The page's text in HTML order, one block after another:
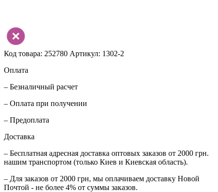
Код товара: 252780 Артикул: 1302-2
Оплата
– Безналичный расчет
– Оплата при получении
– Предоплата
Доставка
– Бесплатная адресная доставка оптовых заказов от 2000 грн.
нашим транспортом (только Киев и Киевская область).
– Для заказов от 2000 грн, мы оплачиваем доставку Новой
Почтой - не более 4% от суммы заказов.